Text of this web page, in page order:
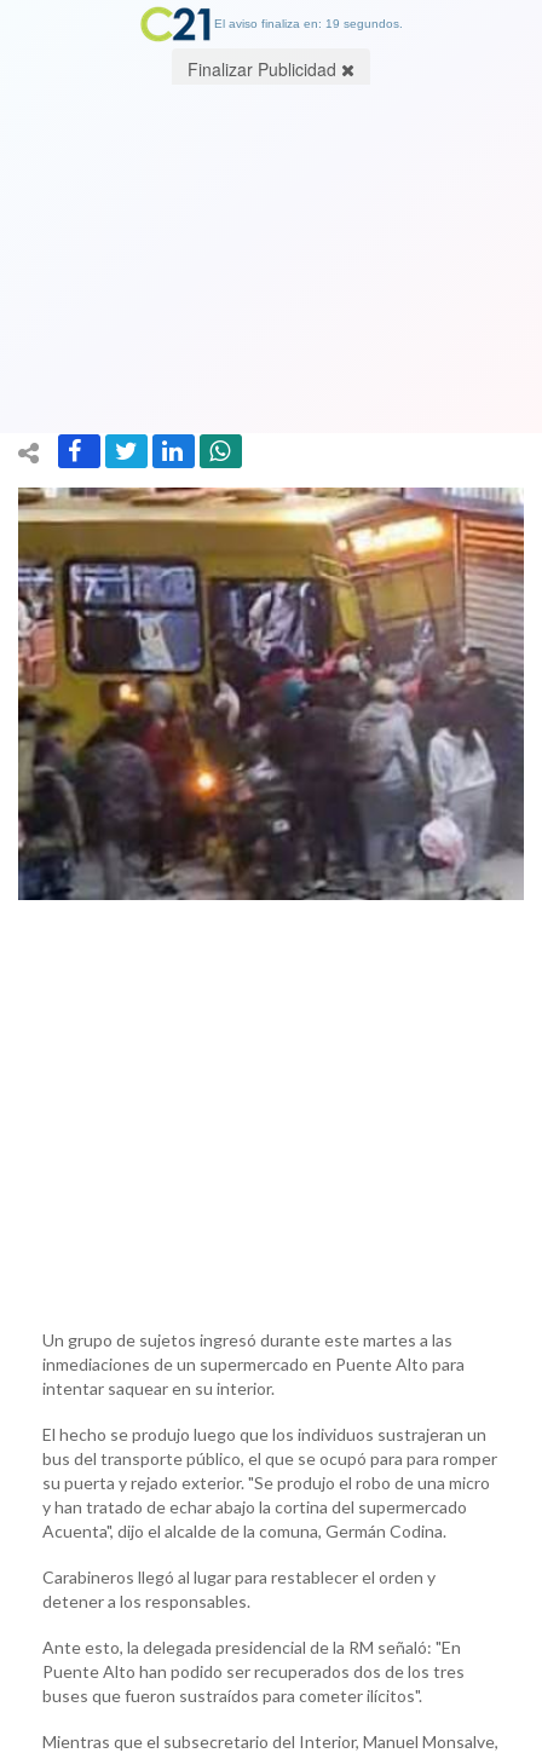
Un grupo de sujetos ingresó durante este martes a las
inmediaciones de un supermercado en Puente Alto para
intentar saquear en su interior.
El hecho se produjo luego que los individuos sustrajeran un
bus del transporte público, el que se ocupó para para romper
su puerta y rejado exterior. "Se produjo el robo de una micro
y han tratado de echar abajo la cortina del supermercado
Acuenta", dijo el alcalde de la comuna, Germán Codina.
Carabineros llegó al lugar para restablecer el orden y
detener a los responsables.
Ante esto, la delegada presidencial de la RM señaló: "En
Puente Alto han podido ser recuperados dos de los tres
buses que fueron sustraídos para cometer ilícitos".
Mientras que el subsecretario del Interior, Manuel Monsalve,
El aviso finaliza en: 19 segundos.
Finalizar Publicidad